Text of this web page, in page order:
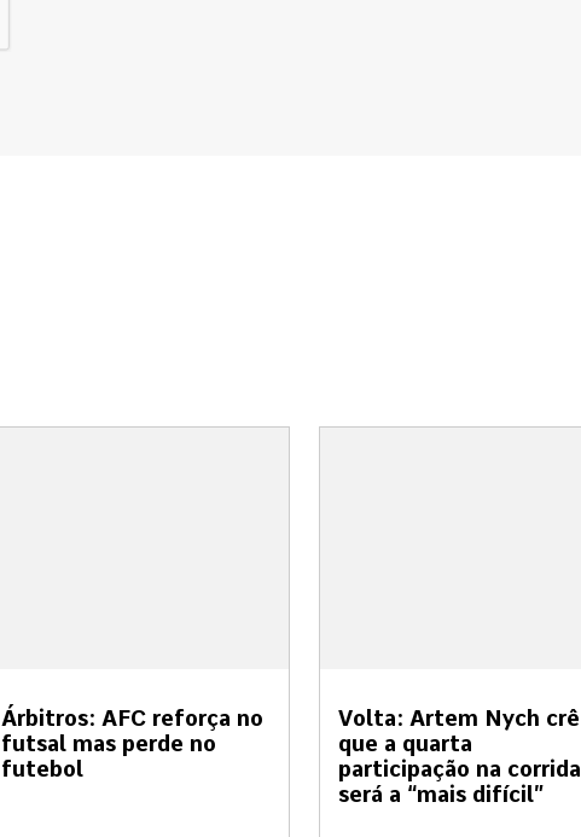
Árbitros: AFC reforça no
futsal mas perde no
futebol
Volta: Artem Nych crê
que a quarta
participação na corrida
será a “mais difícil”